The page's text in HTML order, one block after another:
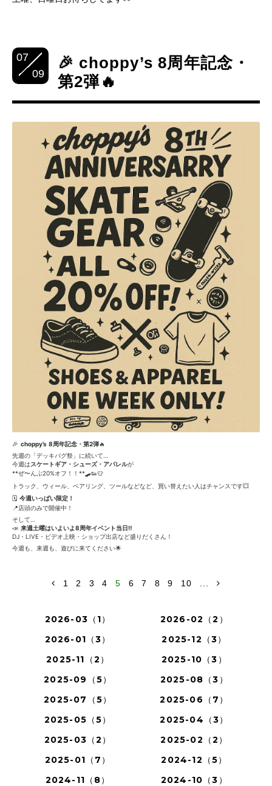
07
09
🎉 choppy’s 8周年記念・
第2弾🔥
🎉 choppy’s 8周年記念・第2弾🔥
先週の「デッキバグ祭」に続いて…
今週はスケートギア・シューズ・アパレルが
**ぜ〜んぶ20%オフ！！**🛹👟👕
トラック、ウィール、ベアリング、ツールなどなど、 買い替えたい人はチャンスです💥
🗓 今週いっぱい限定！
📍店頭のみで開催中！
そして…
📣 来週土曜はいよいよ8周年イベント当日‼️
DJ・LIVE・ビデオ上映・ショップ出店など盛りだくさん！
今週も、来週も、遊びに来てください🌟
1 2 3 4 5 6 7 8 9 10
2026-03（1）
2026-02（2）
2026-01（3）
2025-12（3）
2025-11（2）
2025-10（3）
2025-09（5）
2025-08（3）
2025-07（5）
2025-06（7）
2025-05（5）
2025-04（3）
2025-03（2）
2025-02（2）
2025-01（7）
2024-12（5）
2024-11（8）
2024-10（3）